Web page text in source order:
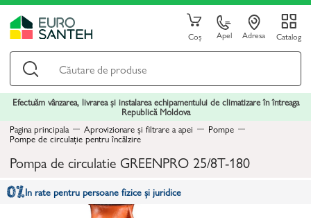
Coș Apel Adresa Catalog
Efectuăm vânzarea, livrarea și instalarea echipamentului de climatizare în întreaga
Republică Moldova
Pagina principala
Aprovizionare și filtrare a apei Pompe
Pompe de circulație pentru încălzire
Pompa de circulatie GREENPRO 25/8T-180
In rate pentru persoane fizice și juridice